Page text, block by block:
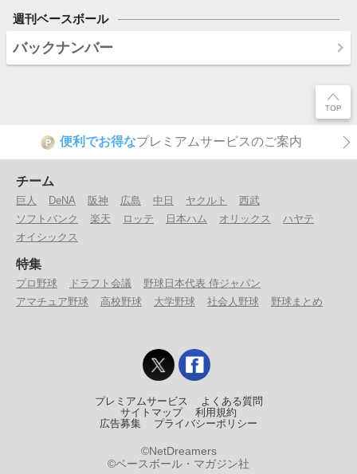
週刊ベースボール
バックナンバー
P 便利でお得なプレミアムサービスのご案内
チーム
巨人 DeNA 阪神 広島 中日 ヤクルト
西武
ソフトバンク
楽天 ロッテ 日本ハム オリックス
ハヤテ
オイシックス
特集
プロ野球 ドラフト会議
野球日本代表 侍ジャパン
アマチュア野球
高校野球 大学野球 社会人野球 野球まとめ
プレミアムサービス
よくある質問
サイトマップ
利用規約
広告募集
プライバシーポリシー
©NetDreamers
©ベースボール・マガジン社